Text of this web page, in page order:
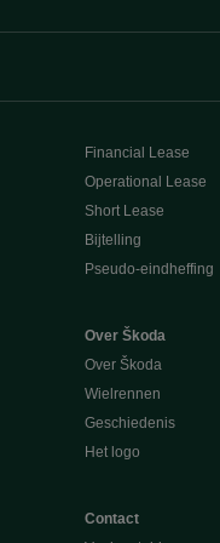
Financial Lease
Operational Lease
Short Lease
Bijtelling
Pseudo-eindheffing
Over Škoda
Over Škoda
Wielrennen
Geschiedenis
Het logo
Contact